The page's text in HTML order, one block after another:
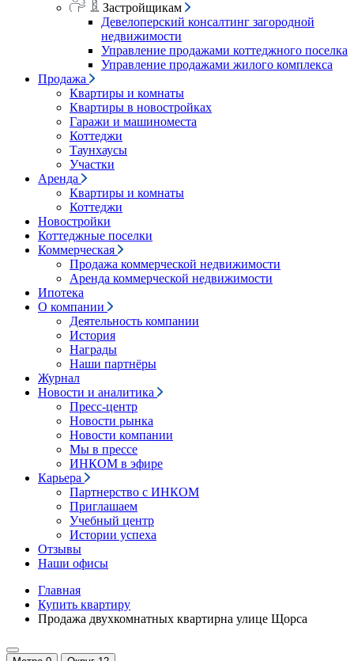
Застройщикам
Девелоперский консалтинг загородной
недвижимости
Управление продажами коттеджного поселка
Управление продажами жилого комплекса
Продажа
Квартиры и комнаты
Квартиры в новостройках
Гаражи и машиноместа
Коттеджи
Таунхаусы
Участки
Аренда
Квартиры и комнаты
Коттеджи
Новостройки
Коттеджные поселки
Коммерческая
Продажа коммерческой недвижимости
Аренда коммерческой недвижимости
Ипотека
О компании
Деятельность компании
История
Награды
Наши партнёры
Журнал
Новости и аналитика
Пресс-центр
Новости рынка
Новости компании
Мы в прессе
ИНКОМ в эфире
Карьера
Партнерство с ИНКОМ
Приглашаем
Учебный центр
Истории успеха
Отзывы
Наши офисы
Главная
Купить квартиру
Продажа двухкомнатных квартирна улице Щорса